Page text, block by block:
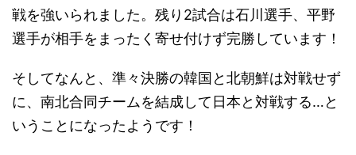
戦を強いられました。残り2試合は石川選手、平野
選手が相手をまったく寄せ付けず完勝しています！
そしてなんと、準々決勝の韓国と北朝鮮は対戦せず
に、南北合同チームを結成して日本と対戦する…と
いうことになったようです！